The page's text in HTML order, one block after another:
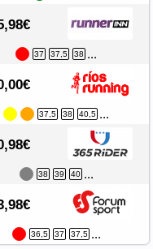
37 37,5 38 ...
37,5 38 40,5 ...
38 39 40 ...
36,5 37 37,5 ...